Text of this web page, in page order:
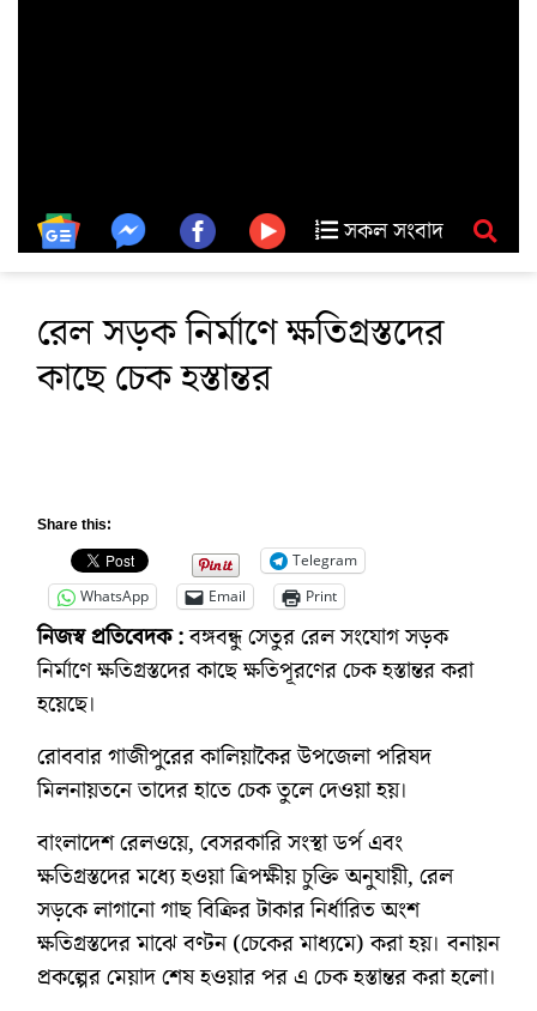
সকল সংবাদ
রেল সড়ক নির্মাণে ক্ষতিগ্রস্তদের
কাছে চেক হস্তান্তর
Share this:
Telegram
WhatsApp
Email Print
নিজস্ব প্রতিবেদক :বঙ্গবন্ধু সেতুর রেল সংযোগ সড়ক
নির্মাণে ক্ষতিগ্রস্তদের কাছে ক্ষতিপূরণের চেক হস্তান্তর করা
হয়েছে।
রোববার গাজীপুরের কালিয়াকৈর উপজেলা পরিষদ
মিলনায়তনে তাদের হাতে চেক তুলে দেওয়া হয়।
বাংলাদেশ রেলওয়ে, বেসরকারি সংস্থা ডর্প এবং
ক্ষতিগ্রস্তদের মধ্যে হওয়া ত্রিপক্ষীয় চুক্তি অনুযায়ী, রেল
সড়কে লাগানো গাছ বিক্রির টাকার নির্ধারিত অংশ
ক্ষতিগ্রস্তদের মাঝে বণ্টন (চেকের মাধ্যমে) করা হয়। বনায়ন
প্রকল্পের মেয়াদ শেষ হওয়ার পর এ চেক হস্তান্তর করা হলো।